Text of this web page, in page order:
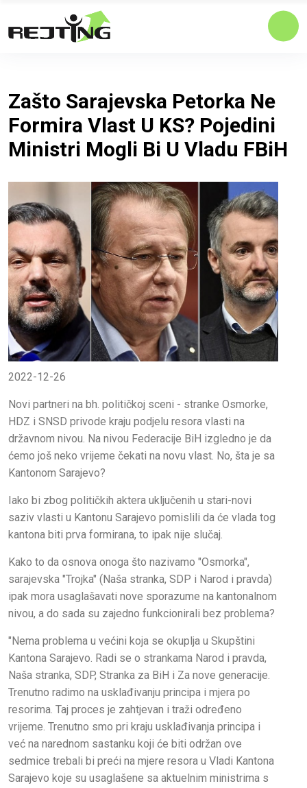
Zašto Sarajevska Petorka Ne
Formira Vlast U KS? Pojedini
Ministri Mogli Bi U Vladu FBiH
2022-12-26
Novi partneri na bh. političkoj sceni - stranke Osmorke,
HDZ i SNSD privode kraju podjelu resora vlasti na
državnom nivou. Na nivou Federacije BiH izgledno je da
ćemo još neko vrijeme čekati na novu vlast. No, šta je sa
Kantonom Sarajevo?
Iako bi zbog političkih aktera uključenih u stari-novi
saziv vlasti u Kantonu Sarajevo pomislili da će vlada tog
kantona biti prva formirana, to ipak nije slučaj.
Kako to da osnova onoga što nazivamo "Osmorka",
sarajevska "Trojka" (Naša stranka, SDP i Narod i pravda)
ipak mora usaglašavati nove sporazume na kantonalnom
nivou, a do sada su zajedno funkcionirali bez problema?
"Nema problema u većini koja se okuplja u Skupštini
Kantona Sarajevo. Radi se o strankama Narod i pravda,
Naša stranka, SDP, Stranka za BiH i Za nove generacije.
Trenutno radimo na usklađivanju principa i mjera po
resorima. Taj proces je zahtjevan i traži određeno
vrijeme. Trenutno smo pri kraju usklađivanja principa i
već na narednom sastanku koji će biti održan ove
sedmice trebali bi preći na mjere resora u Vladi Kantona
Sarajevo koje su usaglašene sa aktuelnim ministrima s